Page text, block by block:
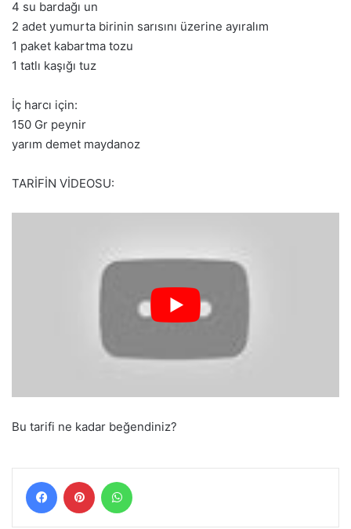
4 su bardağı un
2 adet yumurta birinin sarısını üzerine ayıralım
1 paket kabartma tozu
1 tatlı kaşığı tuz
İç harcı için:
150 Gr peynir
yarım demet maydanoz
TARİFİN VİDEOSU:
Bu tarifi ne kadar beğendiniz?
FacebookPinterest